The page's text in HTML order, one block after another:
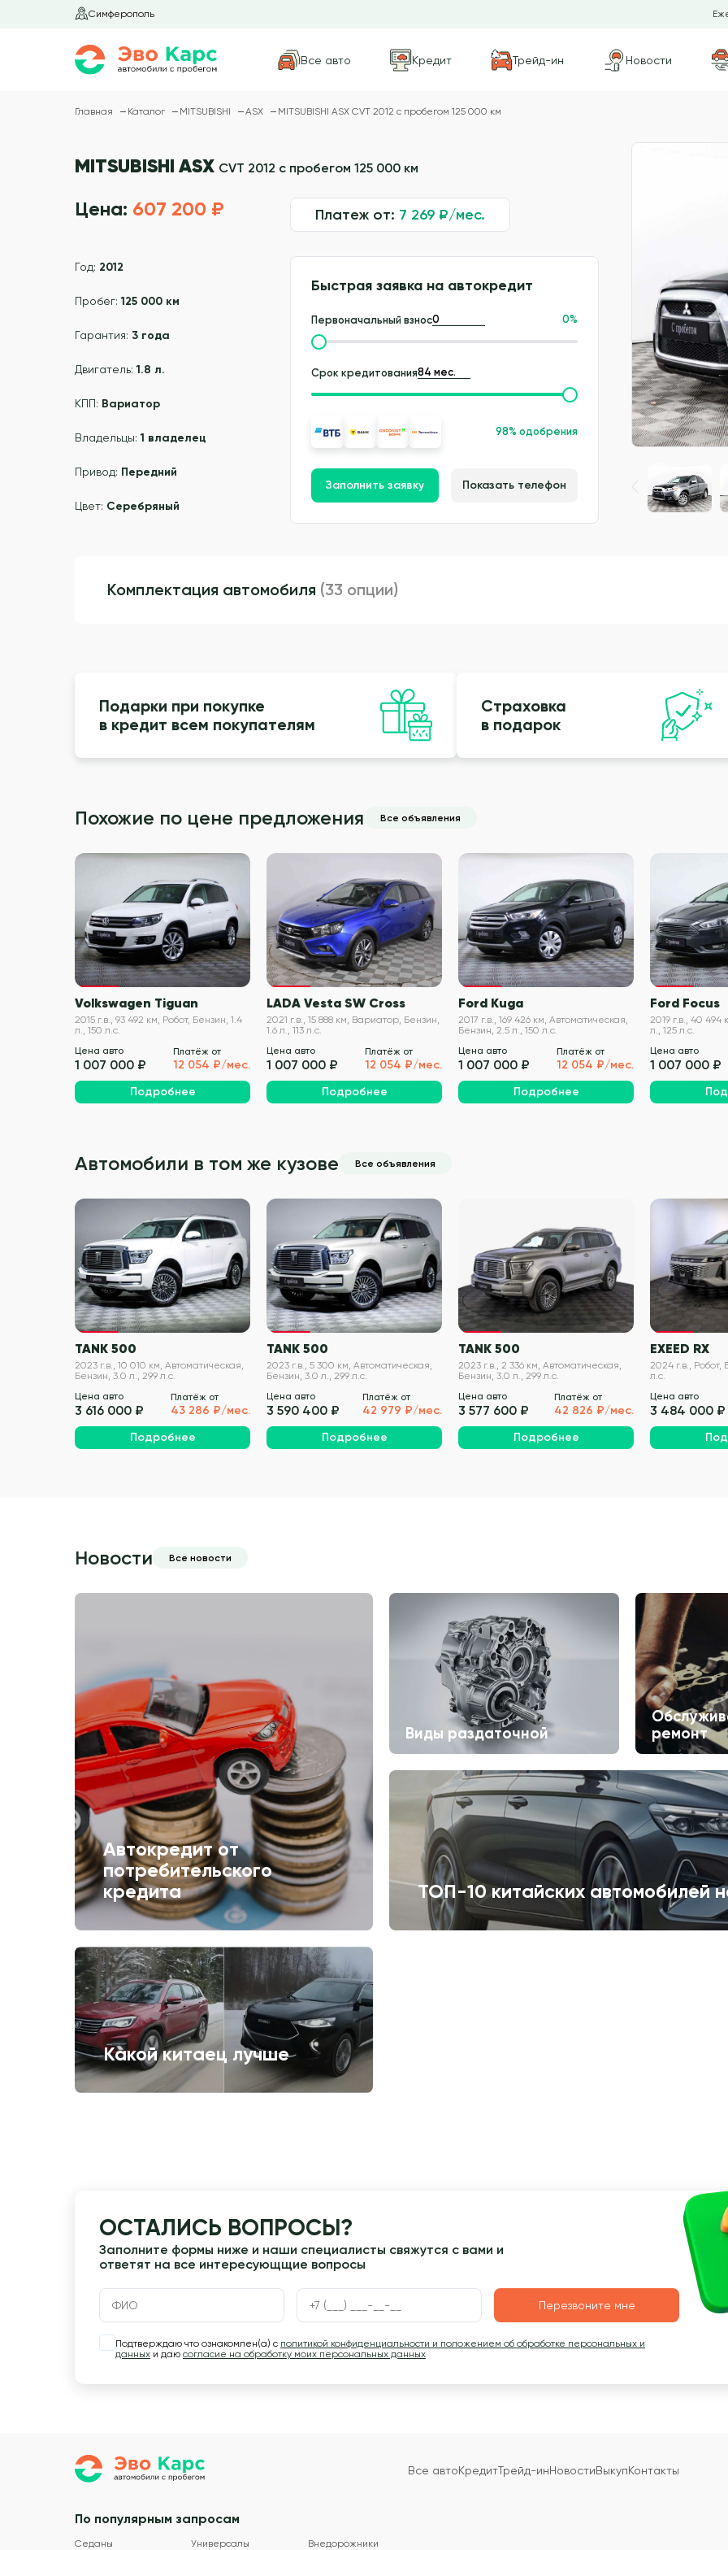
Симферополь
Все авто Кредит Трейд-ин Новости
Главная Каталог MITSUBISHI ASX MITSUBISHI ASX CVT 2012 с пробегом 125 000 км
MITSUBISHI ASX CVT 2012 с пробегом 125 000 км
Цена: 607 200 ₽
Год: 2012
Пробег:125 000 км
Гарантия: 3 года
Двигатель:1.8 л.
КПП: Вариатор
Владельцы:1 владелец
Привод: Передний
Цвет: Серебряный
Платеж от: 7 269 ₽/мес.
Быстрая заявка на автокредит
Первоначальный взнос 0%
Срок кредитования
98% одобрения
Заполнить заявку Показать телефон
Комплектация автомобиля (33 опции)
Подарки при покупке
в кредит всем покупателям
Страховка
в подарок
Похожие по цене предложения Все объявления
VIN проверен
Volkswagen Tiguan
2015 г.в., 93 492 км, Робот, Бензин, 1.4
л., 150 л.с.
Цена авто
1 007 000 ₽
Платёж от
12 054 ₽/мес.
Подробнее
VIN проверен
LADA Vesta SW Cross
2021 г.в., 15 888 км, Вариатор, Бензин,
1.6 л., 113 л.с.
Цена авто
1 007 000 ₽
Платёж от
12 054 ₽/мес.
Подробнее
VIN проверен
Ford Kuga
2017 г.в., 169 426 км, Автоматическая,
Бензин, 2.5 л., 150 л.с.
Цена авто
1 007 000 ₽
Платёж от
12 054 ₽/мес.
Подробнее
Ford Focus
2019 г.в., 40 494
л., 125 л.с.
Цена авто
1 007 000 ₽
Автомобили в том же кузове Все объявления
VIN проверен
TANK 500
2023 г.в., 10 010 км, Автоматическая,
Бензин, 3.0 л., 299 л.с.
Цена авто
3 616 000 ₽
Платёж от
43 286 ₽/мес.
Подробнее
VIN проверен
TANK 500
2023 г.в., 5 300 км, Автоматическая,
Бензин, 3.0 л., 299 л.с.
Цена авто
3 590 400 ₽
Платёж от
42 979 ₽/мес.
Подробнее
TANK 500
2023 г.в., 2 336 км, Автоматическая,
Бензин, 3.0 л., 299 л.с.
Цена авто
3 577 600 ₽
Платёж от
42 826 ₽/мес.
Подробнее
EXEED RX
2024 г.в., Робот,
л.с.
Цена авто
3 484 000 ₽
Новости Все новости
Автокредит от
потребительского
кредита
Виды раздаточной
ремонт
ТОП-10 китайских автомобилей
Какой китаец лучше
ОСТАЛИСЬ ВОПРОСЫ?
Заполните формы ниже и наши специалисты свяжутся с вами и
ответят на все интересующщие вопросы
Перезвоните мне
Подтверждаю что ознакомлен(а) с политикой конфиденциальности и положением об обработке персональных и
данных и даю согласие на обработку моих персональных данных
Все автоКредитТрейд-инНовостиВыкупКонтакты
По популярным запросам
Седаны Универсалы Внедорожники